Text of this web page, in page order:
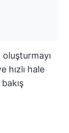
hızlı hale